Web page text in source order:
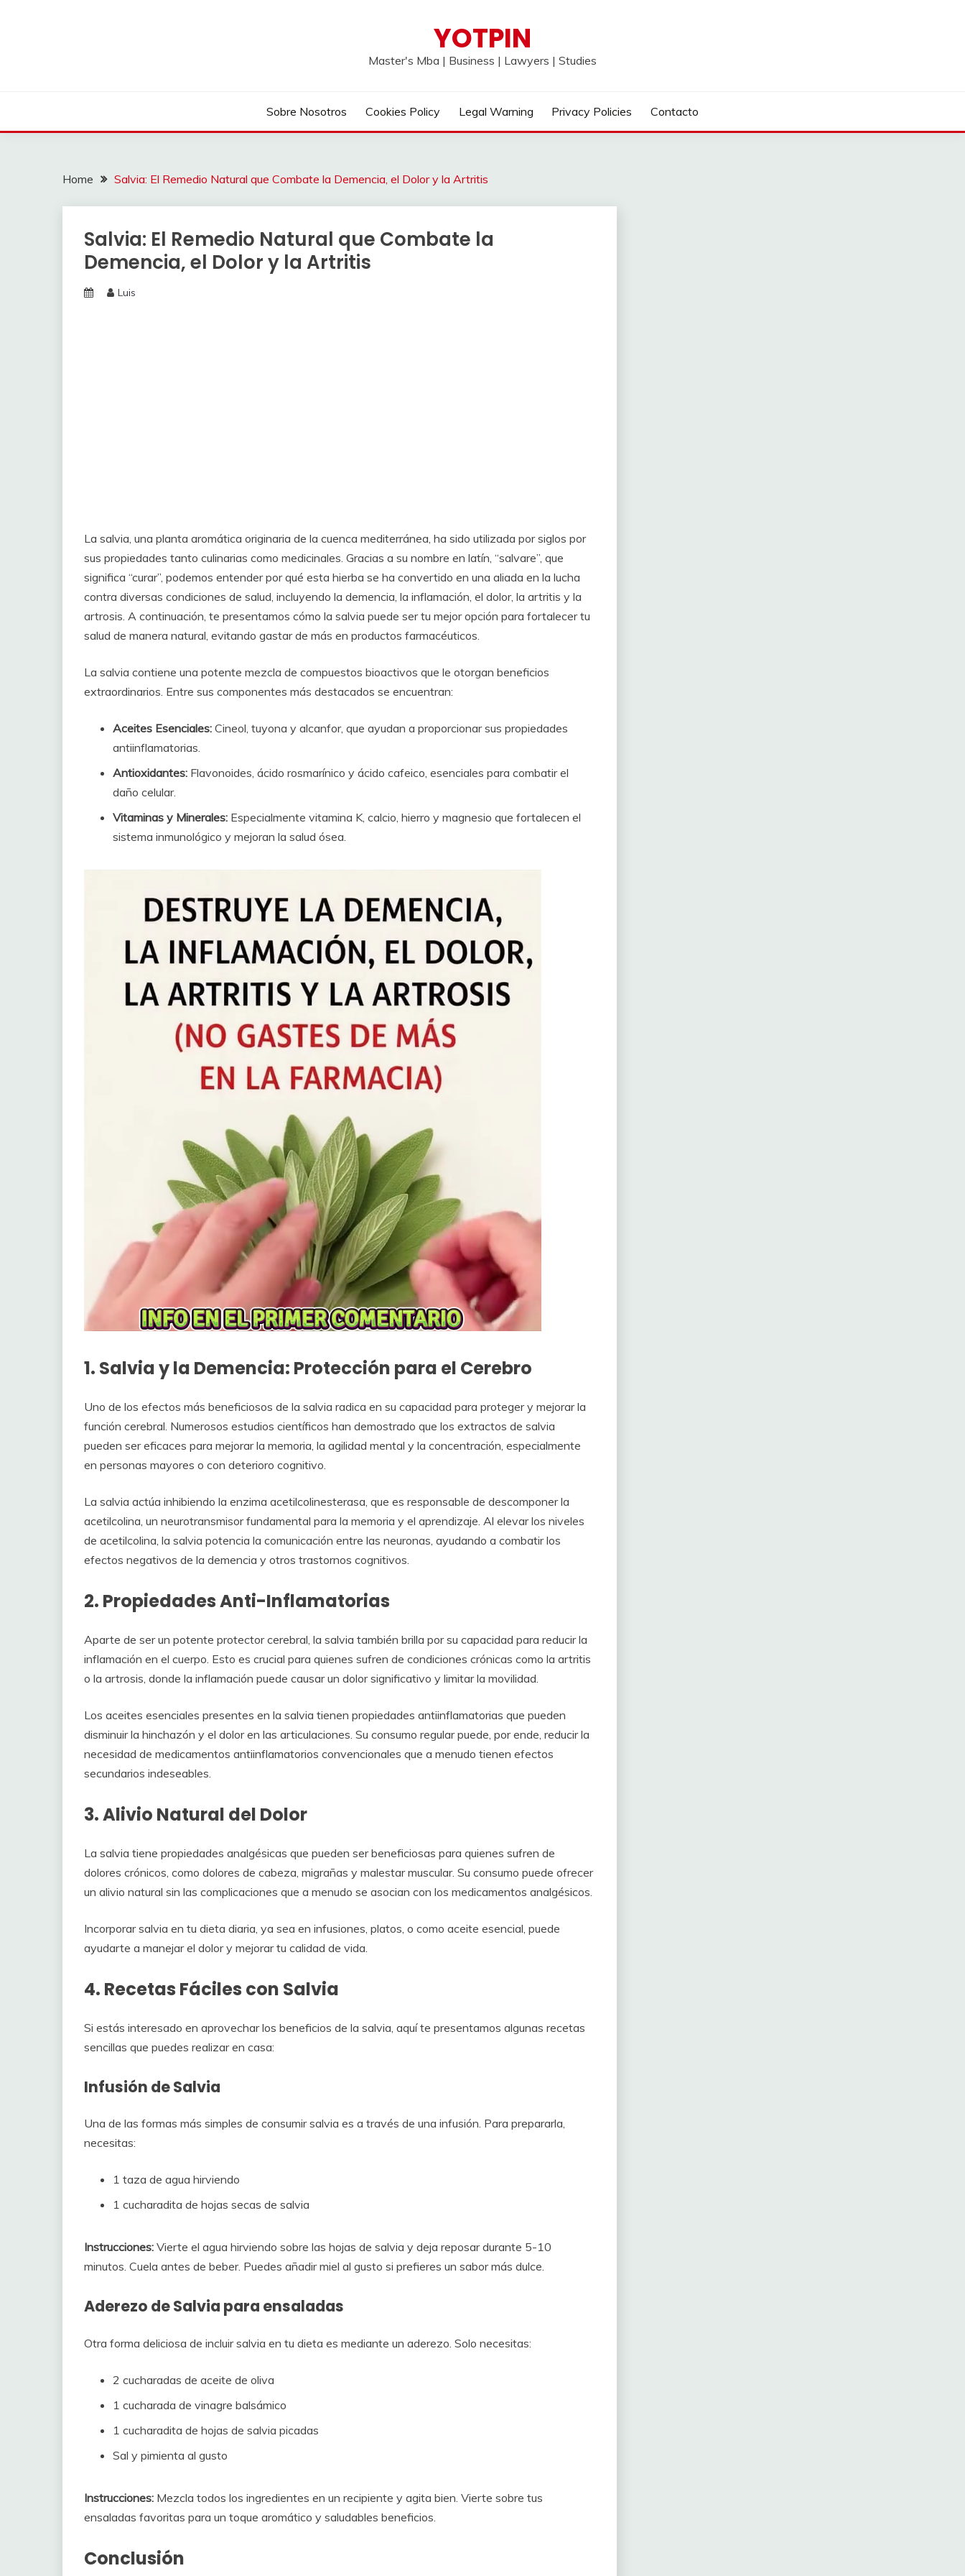
YOTPIN
Master's Mba | Business | Lawyers | Studies
Sobre Nosotros Cookies Policy Legal Warning Privacy Policies Contacto
Home Salvia: El Remedio Natural que Combate la Demencia, el Dolor y la Artritis
Salvia: El Remedio Natural que Combate la
Demencia, el Dolor y la Artritis
Luis
La salvia, una planta aromática originaria de la cuenca mediterránea, ha sido utilizada por siglos por
sus propiedades tanto culinarias como medicinales. Gracias a su nombre en latín, “salvare”, que
significa “curar”, podemos entender por qué esta hierba se ha convertido en una aliada en la lucha
contra diversas condiciones de salud, incluyendo la demencia, la inflamación, el dolor, la artritis y la
artrosis. A continuación, te presentamos cómo la salvia puede ser tu mejor opción para fortalecer tu
salud de manera natural, evitando gastar de más en productos farmacéuticos.
La salvia contiene una potente mezcla de compuestos bioactivos que le otorgan beneficios
extraordinarios. Entre sus componentes más destacados se encuentran:
Aceites Esenciales: Cineol, tuyona y alcanfor, que ayudan a proporcionar sus propiedades
antiinflamatorias.
Antioxidantes: Flavonoides, ácido rosmarínico y ácido cafeico, esenciales para combatir el
daño celular.
Vitaminas y Minerales: Especialmente vitamina K, calcio, hierro y magnesio que fortalecen el
sistema inmunológico y mejoran la salud ósea.
1. Salvia y la Demencia: Protección para el Cerebro
Uno de los efectos más beneficiosos de la salvia radica en su capacidad para proteger y mejorar la
función cerebral. Numerosos estudios científicos han demostrado que los extractos de salvia
pueden ser eficaces para mejorar la memoria, la agilidad mental y la concentración, especialmente
en personas mayores o con deterioro cognitivo.
La salvia actúa inhibiendo la enzima acetilcolinesterasa, que es responsable de descomponer la
acetilcolina, un neurotransmisor fundamental para la memoria y el aprendizaje. Al elevar los niveles
de acetilcolina, la salvia potencia la comunicación entre las neuronas, ayudando a combatir los
efectos negativos de la demencia y otros trastornos cognitivos.
2. Propiedades Anti-Inflamatorias
Aparte de ser un potente protector cerebral, la salvia también brilla por su capacidad para reducir la
inflamación en el cuerpo. Esto es crucial para quienes sufren de condiciones crónicas como la artritis
o la artrosis, donde la inflamación puede causar un dolor significativo y limitar la movilidad.
Los aceites esenciales presentes en la salvia tienen propiedades antiinflamatorias que pueden
disminuir la hinchazón y el dolor en las articulaciones. Su consumo regular puede, por ende, reducir la
necesidad de medicamentos antiinflamatorios convencionales que a menudo tienen efectos
secundarios indeseables.
3. Alivio Natural del Dolor
La salvia tiene propiedades analgésicas que pueden ser beneficiosas para quienes sufren de
dolores crónicos, como dolores de cabeza, migrañas y malestar muscular. Su consumo puede ofrecer
un alivio natural sin las complicaciones que a menudo se asocian con los medicamentos analgésicos.
Incorporar salvia en tu dieta diaria, ya sea en infusiones, platos, o como aceite esencial, puede
ayudarte a manejar el dolor y mejorar tu calidad de vida.
4. Recetas Fáciles con Salvia
Si estás interesado en aprovechar los beneficios de la salvia, aquí te presentamos algunas recetas
sencillas que puedes realizar en casa:
Infusión de Salvia
Una de las formas más simples de consumir salvia es a través de una infusión. Para prepararla,
necesitas:
1 taza de agua hirviendo
1 cucharadita de hojas secas de salvia
Instrucciones: Vierte el agua hirviendo sobre las hojas de salvia y deja reposar durante 5-10
minutos. Cuela antes de beber. Puedes añadir miel al gusto si prefieres un sabor más dulce.
Aderezo de Salvia para ensaladas
Otra forma deliciosa de incluir salvia en tu dieta es mediante un aderezo. Solo necesitas:
2 cucharadas de aceite de oliva
1 cucharada de vinagre balsámico
1 cucharadita de hojas de salvia picadas
Sal y pimienta al gusto
Instrucciones: Mezcla todos los ingredientes en un recipiente y agita bien. Vierte sobre tus
ensaladas favoritas para un toque aromático y saludables beneficios.
Conclusión